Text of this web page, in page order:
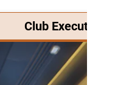
Club Executive